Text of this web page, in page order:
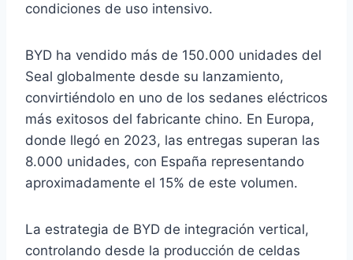
condiciones de uso intensivo.
BYD ha vendido más de 150.000 unidades del
Seal globalmente desde su lanzamiento,
convirtiéndolo en uno de los sedanes eléctricos
más exitosos del fabricante chino. En Europa,
donde llegó en 2023, las entregas superan las
8.000 unidades, con España representando
aproximadamente el 15% de este volumen.
La estrategia de BYD de integración vertical,
controlando desde la producción de celdas